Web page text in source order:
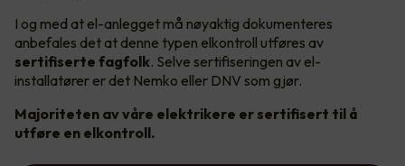
I og med at el-anlegget må nøyaktig dokumenteres
anbefales det at denne typen elkontroll utføres av
sertifiserte fagfolk. Selve sertifiseringen av el-
installatører er det Nemko eller DNV som gjør.
Majoriteten av våre elektrikere er sertifisert til å
utføre en elkontroll.